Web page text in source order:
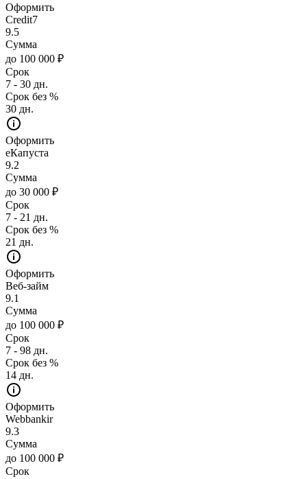
Оформить
Credit7
9.5
Сумма
до 100 000 ₽
Срок
7 - 30 дн.
Срок без %
30 дн.
Оформить
еКапуста
9.2
Сумма
до 30 000 ₽
Срок
7 - 21 дн.
Срок без %
21 дн.
Оформить
Веб-займ
9.1
Сумма
до 100 000 ₽
Срок
7 - 98 дн.
Срок без %
14 дн.
Оформить
Webbankir
9.3
Сумма
до 100 000 ₽
Срок